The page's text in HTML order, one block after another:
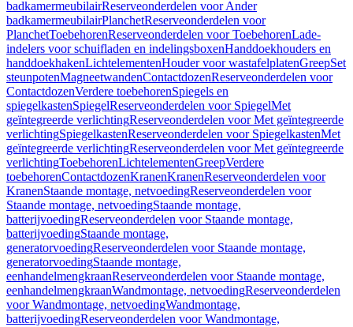
badkamermeubilairReserveonderdelen voor Ander
badkamermeubilairPlanchetReserveonderdelen voor
PlanchetToebehorenReserveonderdelen voor ToebehorenLade-
indelers voor schuifladen en indelingsboxenHanddoekhouders en
handdoekhakenLichtelementenHouder voor wastafelplatenGreepSet
steunpotenMagneetwandenContactdozenReserveonderdelen voor
ContactdozenVerdere toebehorenSpiegels en
spiegelkastenSpiegelReserveonderdelen voor SpiegelMet
geïntegreerde verlichtingReserveonderdelen voor Met geïntegreerde
verlichtingSpiegelkastenReserveonderdelen voor SpiegelkastenMet
geïntegreerde verlichtingReserveonderdelen voor Met geïntegreerde
verlichtingToebehorenLichtelementenGreepVerdere
toebehorenContactdozenKranenKranenReserveonderdelen voor
KranenStaande montage, netvoedingReserveonderdelen voor
Staande montage, netvoedingStaande montage,
batterijvoedingReserveonderdelen voor Staande montage,
batterijvoedingStaande montage,
generatorvoedingReserveonderdelen voor Staande montage,
generatorvoedingStaande montage,
eenhandelmengkraanReserveonderdelen voor Staande montage,
eenhandelmengkraanWandmontage, netvoedingReserveonderdelen
voor Wandmontage, netvoedingWandmontage,
batterijvoedingReserveonderdelen voor Wandmontage,